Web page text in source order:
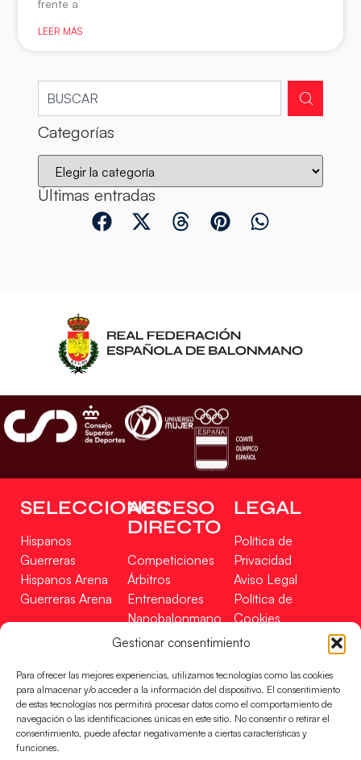
Gestionar consentimiento
Para ofrecer las mejores experiencias, utilizamos tecnologías como las cookies
para almacenar y/o acceder a la información del dispositivo. El consentimiento
de estas tecnologías nos permitirá procesar datos como el comportamiento de
navegación o las identificaciones únicas en este sitio. No consentir o retirar el
consentimiento, puede afectar negativamente a ciertas características y
funciones.
frente a
LEER MÁS
Categorías
Últimas entradas
SELECCIONES
Hispanos
Guerreras
Hispanos Arena
Guerreras Arena
ACCESO
DIRECTO
Competiciones
Árbitros
Entrenadores
Nanobalonmano
Tienda
LEGAL
Política de
Privacidad
Aviso Legal
Política de
Cookies
Mapa Web
Incidencias
CONTACTO
EN
FINANCIADO